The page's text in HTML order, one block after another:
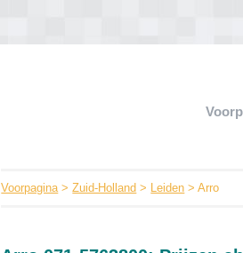
Voorpagina>Zuid-Holland > Leiden > Arro